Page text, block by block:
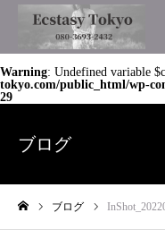
Warning: Undefined variable
tokyo.com/public_html/wp-
29
ブログ
ブログ